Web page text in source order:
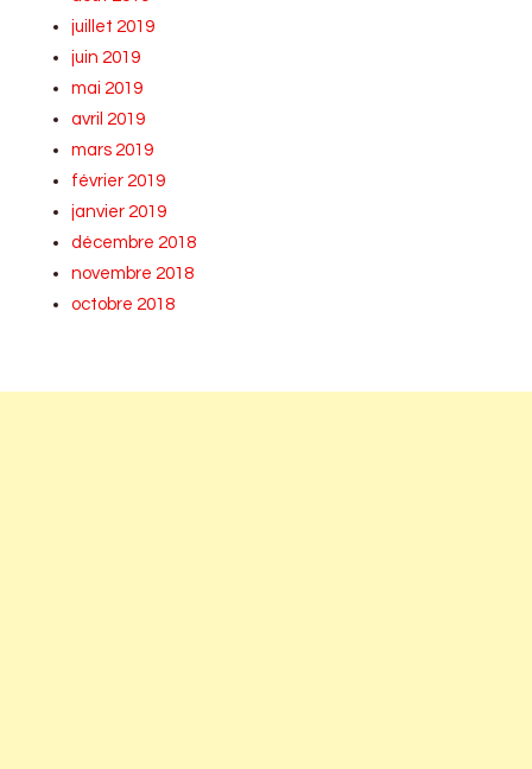
juillet 2019
juin 2019
mai 2019
avril 2019
mars 2019
février 2019
janvier 2019
décembre 2018
novembre 2018
octobre 2018